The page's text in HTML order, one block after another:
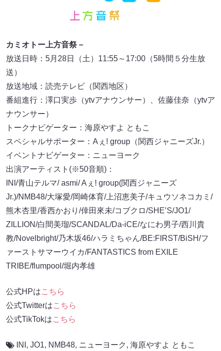
カミオトー上方音祭－
放送日時：5月28日（土）11:55～17:00（5時間５分生放
送）
放送地域：読売テレビ（関西地区）
番組進行：澤口実歩（ytvアナウンサー）、佐藤佳奈（ytvア
ナウンサー）
トークナビゲーター：海原やすよ ともこ
スペシャルサポーター：Aぇ! group（関西ジャニーズJr.）
イベントナビゲーター：ニューヨーク
出演アーティスト(※50音順)：
INI/青山テルマ/ asmi/ Aぇ! group(関西ジャニーズ
Jr.)/NMB48/大塚愛/岡崎体育/上沼恵美子/キュウソネコカミ/
熊木杏里/香西かおり/倖田來未/コブクロ/SHE’S/JO1/
ZILLION/白間美瑠/SCANDAL/Da-iCE/なにわ男子/西川貴
教/Novelbright/乃木坂46/ハラミちゃん/BE:FIRST/BiSH/フ
ァーストサマーウイカ/FANTASTICS from EXILE
TRIBE/flumpool/堀内孝雄
公式HPはこちら
公式Twitterはこちら
公式TikTokはこちら
INI , JO1, NMB48, ニューヨーク , 海原やすよ ともこ